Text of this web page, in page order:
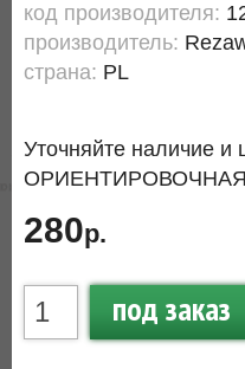
код производителя:
производитель:
страна: PL
Уточняйте наличие и
ОРИЕНТИРОВОЧНАЯ
280р.
под заказ